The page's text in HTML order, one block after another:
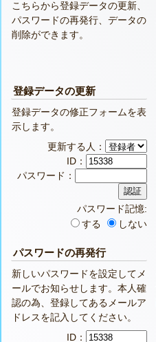
こちらから登録データの更新、
パスワードの再発行、データの
削除ができます。
登録データの更新
登録データの修正フォームを表
示します。
更新する人：
ID：
パスワード：
パスワード記憶:
する
しない
パスワードの再発行
新しいパスワードを設定してメ
ールでお知らせします。本人確
認の為、登録してあるメールア
ドレスを記入してください。
ID：